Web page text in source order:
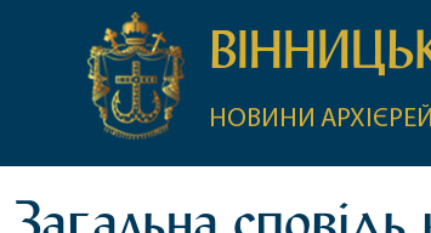
НОВИНИ АРХІЄРЕЙ